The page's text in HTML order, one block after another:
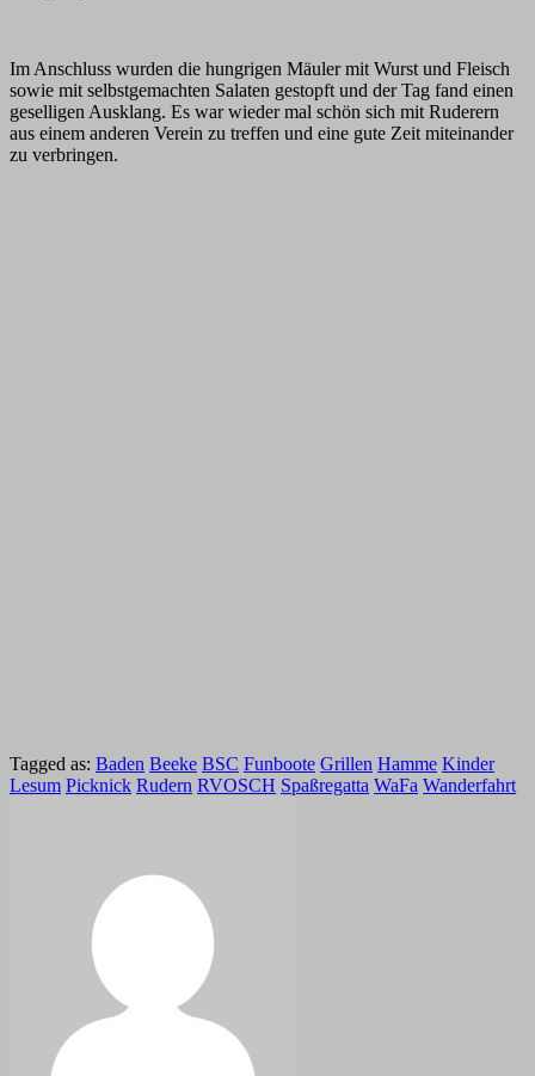
Im Anschluss wurden die hungrigen Mäuler mit Wurst und Fleisch
sowie mit selbstgemachten Salaten gestopft und der Tag fand einen
geselligen Ausklang. Es war wieder mal schön sich mit Ruderern
aus einem anderen Verein zu treffen und eine gute Zeit miteinander
zu verbringen.
Tagged as: Baden Beeke BSC Funboote Grillen Hamme Kinder
Lesum Picknick Rudern RVOSCH Spaßregatta WaFa Wanderfahrt